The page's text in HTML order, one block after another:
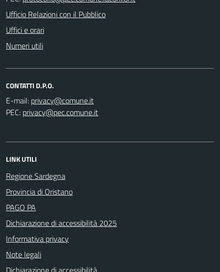
Ufficio Relazioni con il Pubblico
Uffici e orari
Numeri utili
CONTATTI D.P.O.
E-mail:
PEC:
LINK UTILI
Regione Sardegna
Provincia di Oristano
PAGO PA
Dichiarazione di accessibilità 2025
Informativa privacy
Note legali